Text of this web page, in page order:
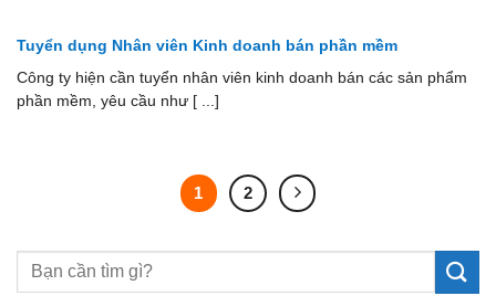
Tuyển dụng Nhân viên Kinh doanh bán phần mềm
Công ty hiện cần tuyển nhân viên kinh doanh bán các sản phẩm
phần mềm, yêu cầu như [ ...]
1 2